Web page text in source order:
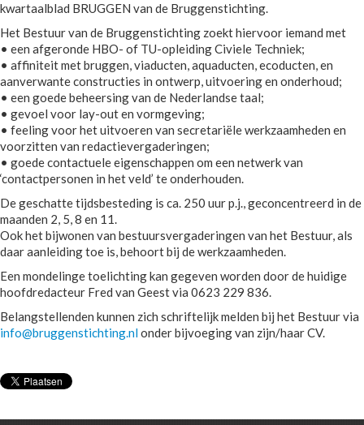
kwartaalblad BRUGGEN van de Bruggenstichting.
Het Bestuur van de Bruggenstichting zoekt hiervoor iemand met
• een afgeronde HBO- of TU-opleiding Civiele Techniek;
• affiniteit met bruggen, viaducten, aquaducten, ecoducten, en
aanverwante constructies in ontwerp, uitvoering en onderhoud;
• een goede beheersing van de Nederlandse taal;
• gevoel voor lay-out en vormgeving;
• feeling voor het uitvoeren van secretariële werkzaamheden en
voorzitten van redactievergaderingen;
• goede contactuele eigenschappen om een netwerk van
‘contactpersonen in het veld’ te onderhouden.
De geschatte tijdsbesteding is ca. 250 uur p.j., geconcentreerd in de
maanden 2, 5, 8 en 11.
Ook het bijwonen van bestuursvergaderingen van het Bestuur, als
daar aanleiding toe is, behoort bij de werkzaamheden.
Een mondelinge toelichting kan gegeven worden door de huidige
hoofdredacteur Fred van Geest via 0623 229 836.
Belangstellenden kunnen zich schriftelijk melden bij het Bestuur via
info@bruggenstichting.nlonder bijvoeging van zijn/haar CV.